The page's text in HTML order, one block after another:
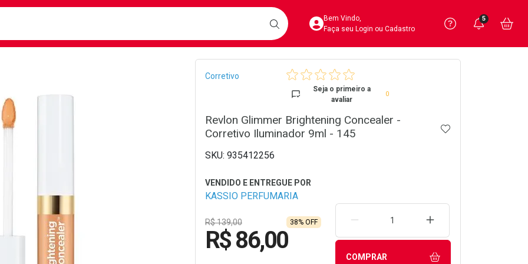
BUSCARAcesse sua Conta
Bem Vindo,
Faça seu Login ou Cadastro
Precisa
Ver Recursos
Você
5
Breadcrumb
Corretivo
Seja o primeiro a
avaliar
0
Revlon Glimmer Brightening Concealer -
Corretivo Iluminador 9ml - 145
ADICIONAR AOS
935412256
KASSIO PERFUMARIA
R$ 139,00 38% OFF
R$ 86,00
REMOVER UMA UNIDADEAUMENTAR UMA
COMPRAR